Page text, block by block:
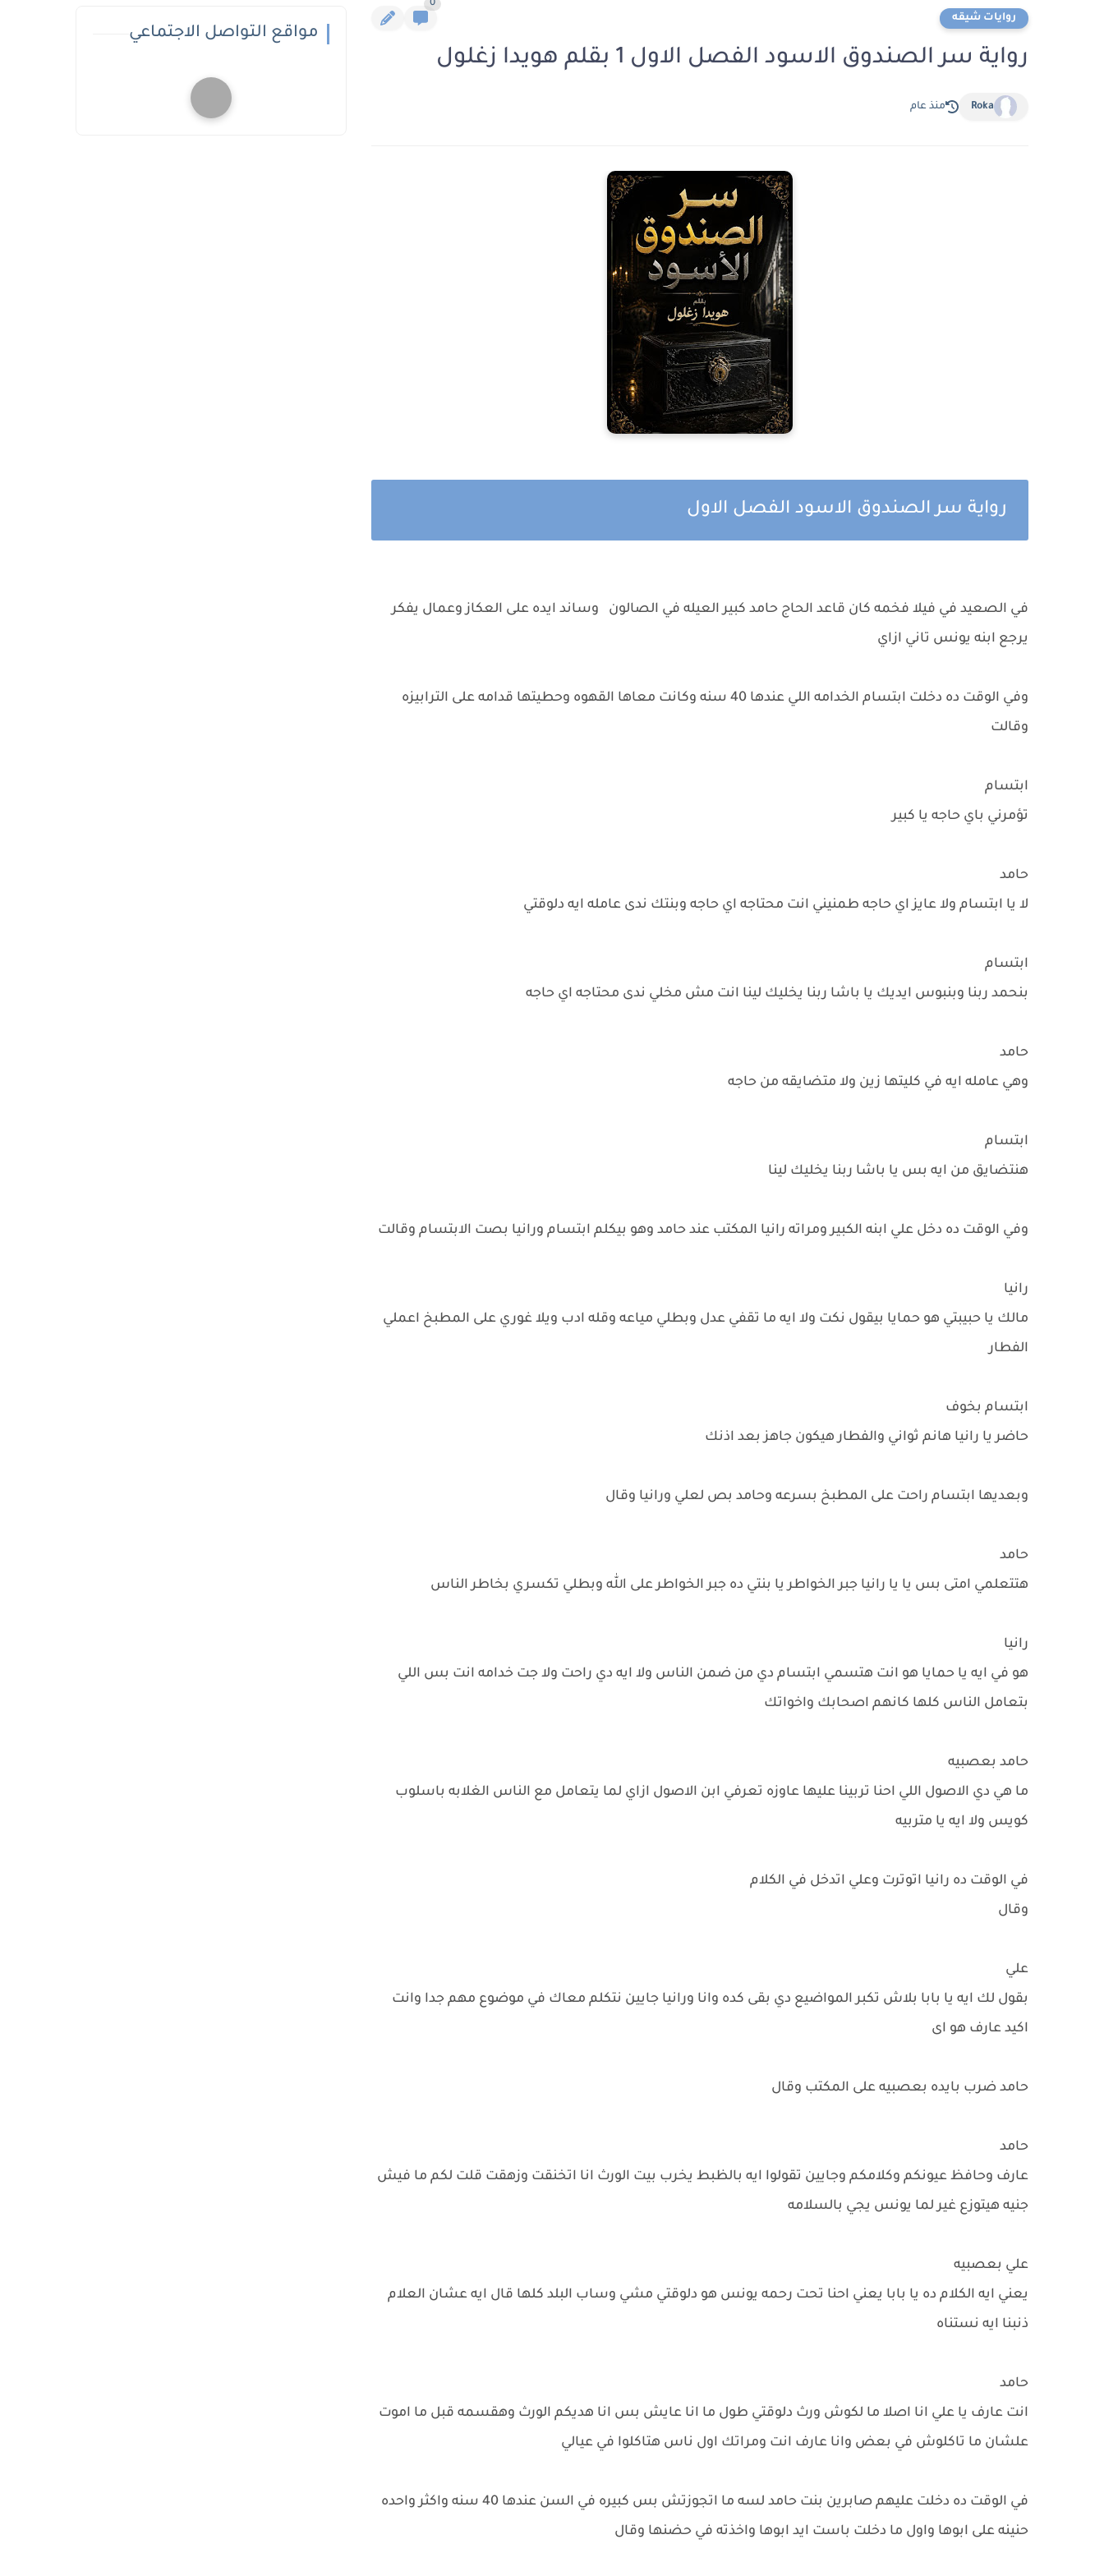
روايات شيقه
0
رواية سر الصندوق الاسود الفصل الاول 1 بقلم هويدا زغلول
Roka منذ عام
رواية سر الصندوق الاسود الفصل الاول
في الصعيد في فيلا فخمه كان قاعد الحاج حامد كبير العيله في الصالون وساند ايده على العكاز وعمال يفكر
يرجع ابنه يونس تاني ازاي
وفي الوقت ده دخلت ابتسام الخدامه اللي عندها 40 سنه وكانت معاها القهوه وحطيتها قدامه على الترابيزه
وقالت
ابتسام
تؤمرني باي حاجه يا كبير
حامد
لا يا ابتسام ولا عايز اي حاجه طمنيني انت محتاجه اي حاجه وبنتك ندى عامله ايه دلوقتي
ابتسام
بنحمد ربنا وبنبوس ايديك يا باشا ربنا يخليك لينا انت مش مخلي ندى محتاجه اي حاجه
حامد
وهي عامله ايه في كليتها زين ولا متضايقه من حاجه
ابتسام
هنتضايق من ايه بس يا باشا ربنا يخليك لينا
وفي الوقت ده دخل علي ابنه الكبير ومراته رانيا المكتب عند حامد وهو بيكلم ابتسام ورانيا بصت الابتسام وقالت
رانيا
مالك يا حبيبتي هو حمايا بيقول نكت ولا ايه ما تقفي عدل وبطلي مياعه وقله ادب ويلا غوري على المطبخ اعملي
الفطار
ابتسام بخوف
حاضر يا رانيا هانم ثواني والفطار هيكون جاهز بعد اذنك
وبعديها ابتسام راحت على المطبخ بسرعه وحامد بص لعلي ورانيا وقال
حامد
هتتعلمي امتى بس يا يا رانيا جبر الخواطر يا بنتي ده جبر الخواطر على الله وبطلي تكسري بخاطر الناس
رانيا
هو في ايه يا حمايا هو انت هتسمي ابتسام دي من ضمن الناس ولا ايه دي راحت ولا جت خدامه انت بس اللي
بتعامل الناس كلها كانهم اصحابك واخواتك
حامد بعصبيه
ما هي دي الاصول اللي احنا تربينا عليها عاوزه تعرفي ابن الاصول ازاي لما يتعامل مع الناس الغلابه باسلوب
كويس ولا ايه يا متربيه
في الوقت ده رانيا اتوترت وعلي اتدخل في الكلام
وقال
علي
بقول لك ايه يا بابا بلاش تكبر المواضيع دي بقى كده وانا ورانيا جايين نتكلم معاك في موضوع مهم جدا وانت
اكيد عارف هو اى
حامد ضرب بايده بعصبيه على المكتب وقال
حامد
عارف وحافظ عيونكم وكلامكم وجايين تقولوا ايه بالظبط يخرب بيت الورث انا اتخنقت وزهقت قلت لكم ما فيش
جنيه هيتوزع غير لما يونس يجي بالسلامه
علي بعصبيه
يعني ايه الكلام ده يا بابا يعني احنا تحت رحمه يونس هو دلوقتي مشي وساب البلد كلها قال ايه عشان العلام
ذنبنا ايه نستناه
حامد
انت عارف يا علي انا اصلا ما لكوش ورث دلوقتي طول ما انا عايش بس انا هديكم الورث وهقسمه قبل ما اموت
علشان ما تاكلوش في بعض وانا عارف انت ومراتك اول ناس هتاكلوا في عيالي
في الوقت ده دخلت عليهم صابرين بنت حامد لسه ما اتجوزتش بس كبيره في السن عندها 40 سنه واكثر واحده
حنينه على ابوها واول ما دخلت باست ايد ابوها واخذته في حضنها وقال
مواقع التواصل الاجتماعي